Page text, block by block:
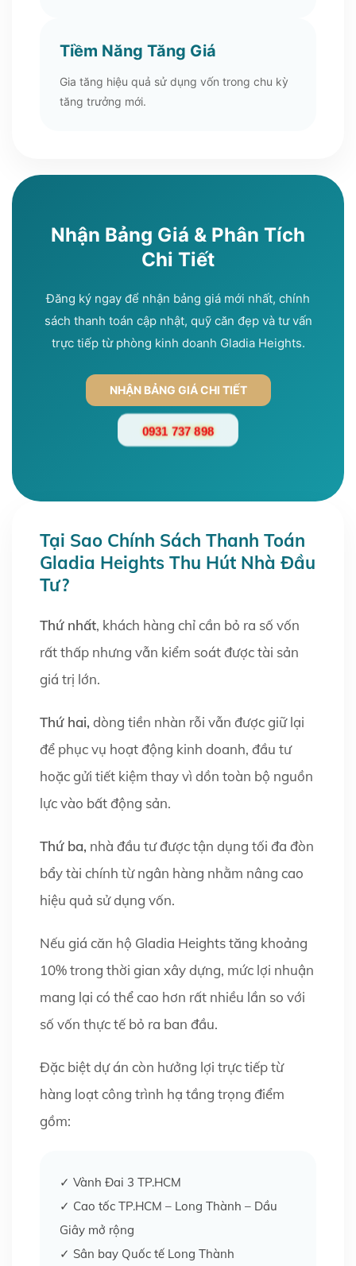
Tiềm Năng Tăng Giá
Gia tăng hiệu quả sử dụng vốn trong chu kỳ
tăng trưởng mới.
Nhận Bảng Giá & Phân Tích
Chi Tiết
Đăng ký ngay để nhận bảng giá mới nhất, chính
sách thanh toán cập nhật, quỹ căn đẹp và tư vấn
trực tiếp từ phòng kinh doanh Gladia Heights.
NHẬN BẢNG GIÁ CHI TIẾT
0931 737 898
Tại Sao Chính Sách Thanh Toán
Gladia Heights Thu Hút Nhà Đầu
Tư?
Thứ nhất, khách hàng chỉ cần bỏ ra số vốn
rất thấp nhưng vẫn kiểm soát được tài sản
giá trị lớn.
Thứ hai, dòng tiền nhàn rỗi vẫn được giữ lại
để phục vụ hoạt động kinh doanh, đầu tư
hoặc gửi tiết kiệm thay vì dồn toàn bộ nguồn
lực vào bất động sản.
Thứ ba, nhà đầu tư được tận dụng tối đa đòn
bẩy tài chính từ ngân hàng nhằm nâng cao
hiệu quả sử dụng vốn.
Nếu giá căn hộ Gladia Heights tăng khoảng
10% trong thời gian xây dựng, mức lợi nhuận
mang lại có thể cao hơn rất nhiều lần so với
số vốn thực tế bỏ ra ban đầu.
Đặc biệt dự án còn hưởng lợi trực tiếp từ
hàng loạt công trình hạ tầng trọng điểm
gồm:
✓ Vành Đai 3 TP.HCM
✓ Cao tốc TP.HCM – Long Thành – Dầu
Giây mở rộng
✓ Sân bay Quốc tế Long Thành